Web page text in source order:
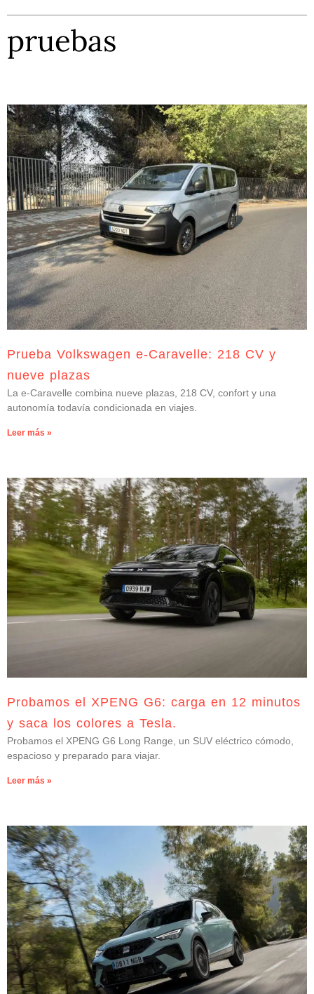
pruebas
Prueba Volkswagen e-Caravelle: 218 CV y
nueve plazas
La e-Caravelle combina nueve plazas, 218 CV, confort y una
autonomía todavía condicionada en viajes.
Leer más »
Probamos el XPENG G6: carga en 12 minutos
y saca los colores a Tesla.
Probamos el XPENG G6 Long Range, un SUV eléctrico cómodo,
espacioso y preparado para viajar.
Leer más »